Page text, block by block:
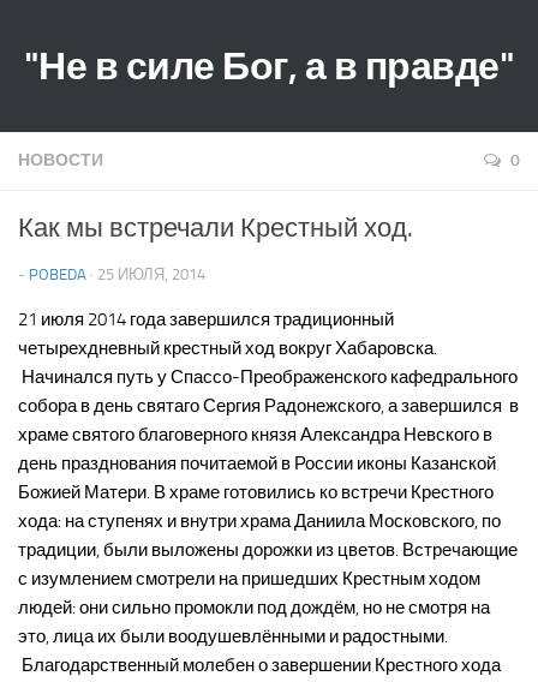
"Не в силе Бог, а в правде"
НОВОСТИ 0
Как мы встречали Крестный ход.
- POBEDA · 25 ИЮЛЯ, 2014
21 июля 2014 года завершился традиционный
четырехдневный крестный ход вокруг Хабаровска.
Начинался путь у Спассо-Преображенского кафедрального
собора в день святаго Сергия Радонежского, а завершился в
храме святого благоверного князя Александра Невского в
день празднования почитаемой в России иконы Казанской
Божией Матери. В храме готовились ко встречи Крестного
хода: на ступенях и внутри храма Даниила Московского, по
традиции, были выложены дорожки из цветов. Встречающие
с изумлением смотрели на пришедших Крестным ходом
людей: они сильно промокли под дождём, но не смотря на
это, лица их были воодушевлёнными и радостными.
Благодарственный молебен о завершении Крестного хода